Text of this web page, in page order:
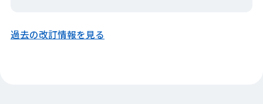
過去の改訂情報を見る